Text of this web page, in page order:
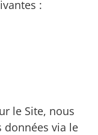
:
le Site, nous
données via le